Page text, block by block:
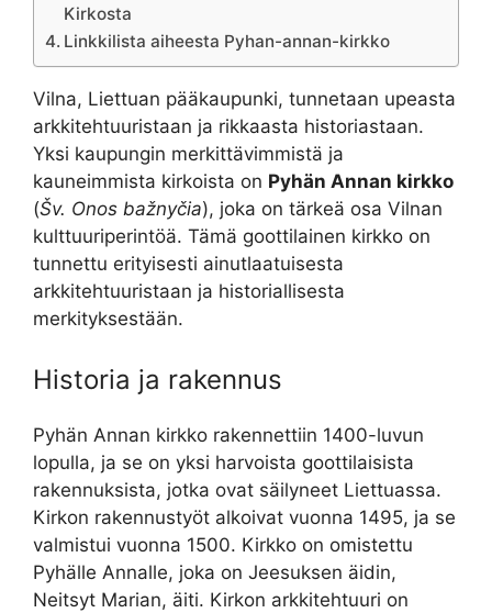
Kirkosta
Linkkilista aiheesta Pyhan-annan-kirkko
Vilna, Liettuan pääkaupunki, tunnetaan upeasta
arkkitehtuuristaan ja rikkaasta historiastaan.
Yksi kaupungin merkittävimmistä ja
kauneimmista kirkoista on Pyhän Annan kirkko
(Šv. Onos bažnyčia), joka on tärkeä osa Vilnan
kulttuuriperintöä. Tämä goottilainen kirkko on
tunnettu erityisesti ainutlaatuisesta
arkkitehtuuristaan ja historiallisesta
merkityksestään.
Historia ja rakennus
Pyhän Annan kirkko rakennettiin 1400-luvun
lopulla, ja se on yksi harvoista goottilaisista
rakennuksista, jotka ovat säilyneet Liettuassa.
Kirkon rakennustyöt alkoivat vuonna 1495, ja se
valmistui vuonna 1500. Kirkko on omistettu
Pyhälle Annalle, joka on Jeesuksen äidin,
Neitsyt Marian, äiti. Kirkon arkkitehtuuri on